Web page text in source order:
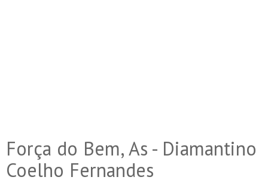
Força do Bem, As - Diamantino
Coelho Fernandes